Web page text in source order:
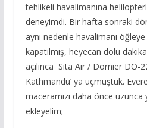
tehlikeli havalimanına
deneyimdi. Bir hafta sonraki
aynı nedenle havalimanı
kapatılmış, heyecan dolu
açılınca Sita Air / Dornier DO-
Kathmandu’ ya uçmuştuk.
maceramızı daha önce uzunca
ekleyelim;